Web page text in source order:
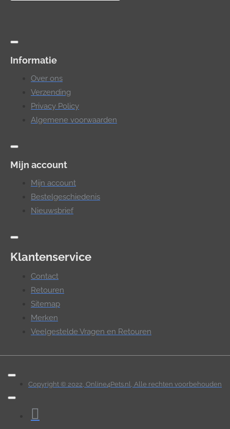
Informatie
Over ons
Verzending
Privacy Policy
Algemene voorwaarden
Mijn account
Mijn account
Bestelgeschiedenis
Nieuwsbrief
Klantenservice
Contact
Retouren
Sitemap
Merken
Veelgestelde Vragen en Retouren
Copyright © 2022, Online4Pets.nl, Alle rechten voorbehouden